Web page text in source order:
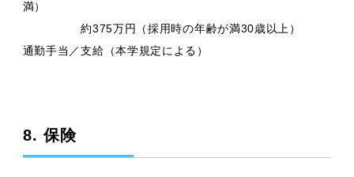
満）
約375万円（採⽤時の年齢が満30歳以上）
通勤手当／支給（本学規定による）
8. 保険